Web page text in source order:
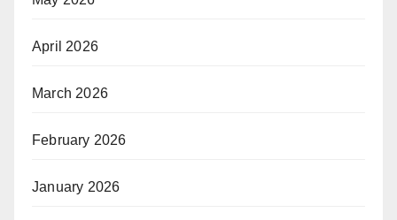
April 2026
March 2026
February 2026
January 2026